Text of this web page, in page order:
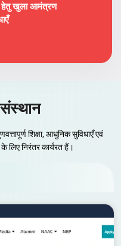
हेतु खुला आमंत्रण
संस्थान
शिक्षा, आधुनिक सुविधाएँ एवं
लिए निरंतर कार्यरत हैं।